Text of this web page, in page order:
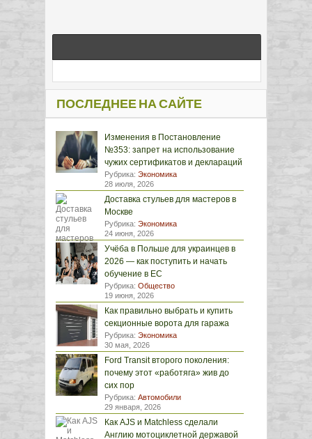
ПОСЛЕДНЕЕ НА САЙТЕ
Изменения в Постановление
№353: запрет на использование
чужих сертификатов и деклараций
Рубрика: Экономика
28 июля, 2026
Доставка стульев для мастеров в
Москве
Рубрика: Экономика
24 июня, 2026
Учёба в Польше для украинцев в
2026 — как поступить и начать
обучение в ЕС
Рубрика: Общество
19 июня, 2026
Как правильно выбрать и купить
секционные ворота для гаража
Рубрика: Экономика
30 мая, 2026
Ford Transit второго поколения:
почему этот «работяга» жив до
сих пор
Рубрика: Автомобили
29 января, 2026
Как AJS и Matchless сделали
Англию мотоциклетной державой